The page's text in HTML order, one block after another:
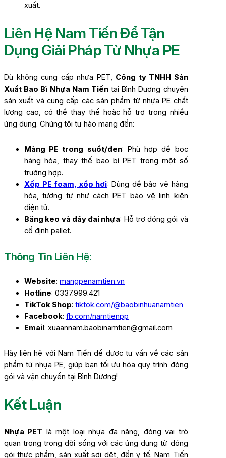
xuất.
Liên Hệ Nam Tiến Để Tận
Dụng Giải Pháp Từ Nhựa PE
Dù không cung cấp nhựa PET, Công ty TNHH Sản
Xuất Bao Bì Nhựa Nam Tiếntại Bình Dương chuyên
sản xuất và cung cấp các sản phẩm từ nhựa PE chất
lượng cao, có thể thay thế hoặc hỗ trợ trong nhiều
ứng dụng. Chúng tôi tự hào mang đến:
Màng PE trong suốt/đen: Phù hợp để bọc
hàng hóa, thay thế bao bì PET trong một số
trường hợp.
Xốp PE foam, xốp hơi: Dùng để bảo vệ hàng
hóa, tương tự như cách PET bảo vệ linh kiện
điện tử.
Băng keo và dây đai nhựa: Hỗ trợ đóng gói và
cố định pallet.
Thông Tin Liên Hệ:
Website: mangpenamtien.vn
Hotline: 0337.999.421
TikTok Shop: tiktok.com/@baobinhuanamtien
Facebook: fb.com/namtienpp
Email: xuaannam.baobinamtien@gmail.com
Hãy liên hệ với Nam Tiến để được tư vấn về các sản
phẩm từ nhựa PE, giúp bạn tối ưu hóa quy trình đóng
gói và vận chuyển tại Bình Dương!
Kết Luận
Nhựa PET là một loại nhựa đa năng, đóng vai trò
quan trọng trong đời sống với các ứng dụng từ đóng
gói thực phẩm, sản xuất sợi dệt, đến y tế. Nam Tiến